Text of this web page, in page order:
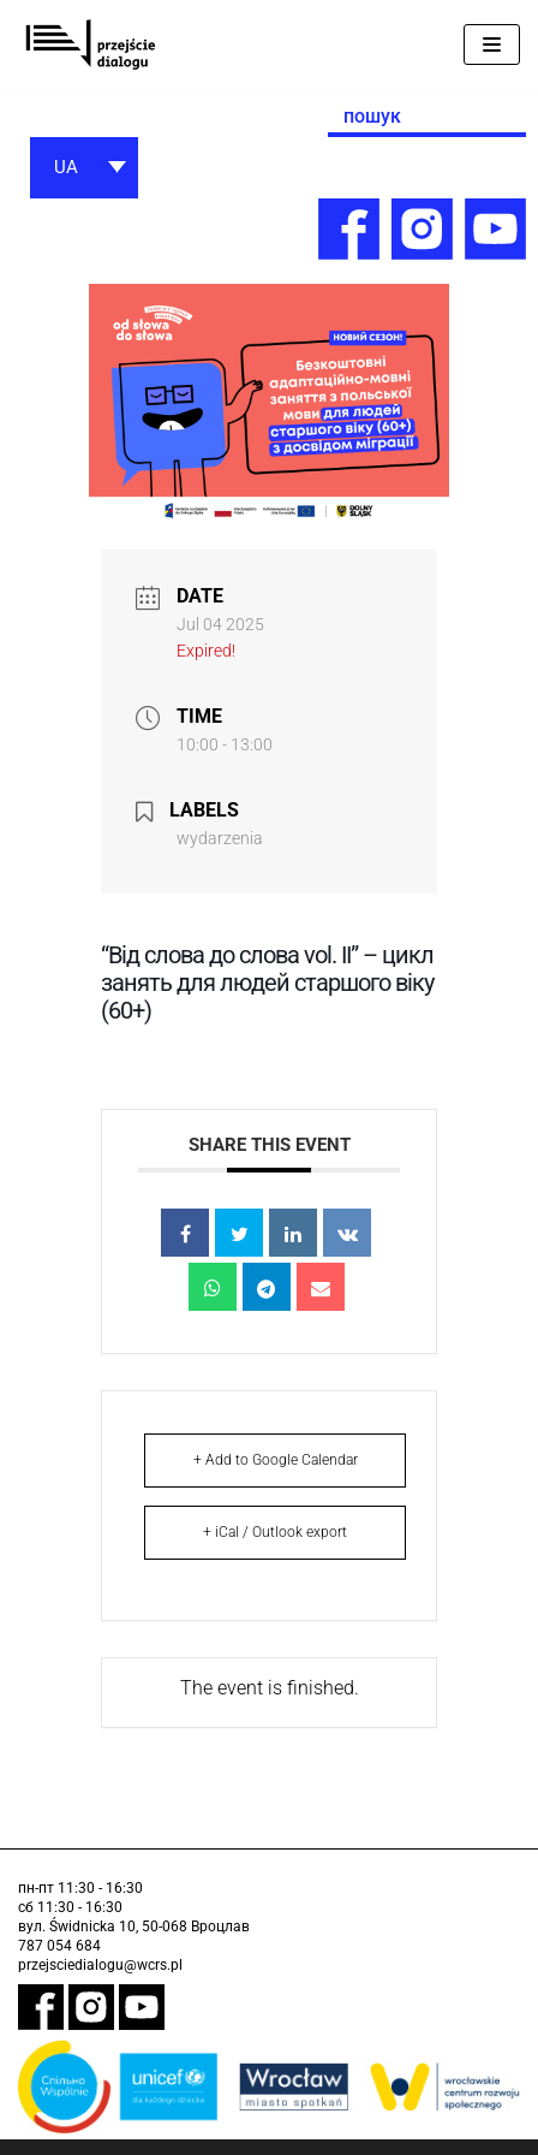
Перейти
до
Search
for:
UA
DATE
Jul 04 2025
Expired!
TIME
10:00 - 13:00
LABELS
wydarzenia
“Від слова до слова vol. II” – цикл
занять для людей старшого віку
(60+)
SHARE THIS EVENT
+ Add to Google Calendar
+ iCal / Outlook export
The event is finished.
пн-пт 11:30 - 16:30
сб 11:30 - 16:30
вул. Świdnicka 10, 50-068 Вроцлав
787 054 684
przejsciedialogu@wcrs.pl